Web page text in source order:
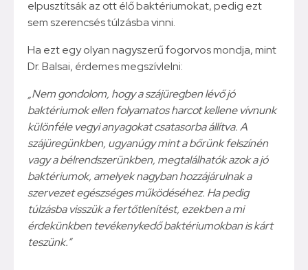
elpusztítsák az ott élő baktériumokat, pedig ezt
sem szerencsés túlzásba vinni.
Ha ezt egy olyan nagyszerű fogorvos mondja, mint
Dr. Balsai, érdemes megszívlelni:
„Nem gondolom, hogy a szájüregben lévő jó
baktériumok ellen folyamatos harcot kellene vívnunk
különféle vegyi anyagokat csatasorba állítva. A
szájüregünkben, ugyanúgy mint a bőrünk felszínén
vagy a bélrendszerünkben, megtalálhatók azok a jó
baktériumok, amelyek nagyban hozzájárulnak a
szervezet egészséges működéséhez. Ha pedig
túlzásba visszük a fertőtlenítést, ezekben a mi
érdekünkben tevékenykedő baktériumokban is kárt
teszünk.”